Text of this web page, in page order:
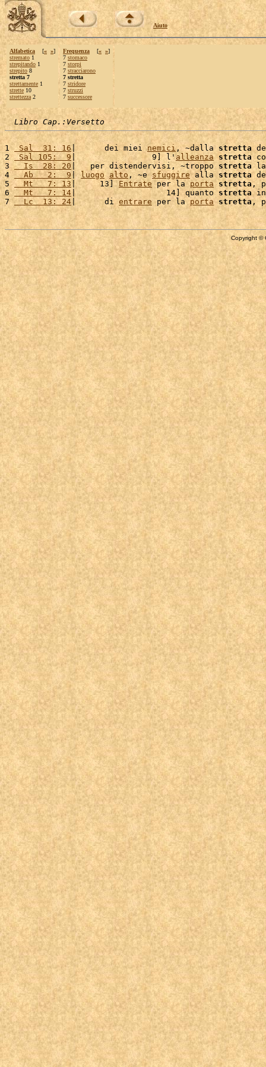
Aiuto
Alfabetica [« »]
stremato 1
strepitando 1
strepito 8
stretta 7
strettamente 1
strette 10
strettezza 2
Frequenza [« »]
7 stomaco
7 storpi
7 stracciarono
7 stretta
7 stridore
7 struzzi
7 successore
Libro Cap.:Versetto
1 Sal  31: 16|      dei miei nemici , ~dalla stretta
2
Sal 105:  9 |                9] l'alleanza stretta
3
  Is  28: 20
|   per distendervisi, ~troppo stretta
4
  Ab   2:  9
| luogo alto , ~e sfuggire alla stretta
5
  Mt   7: 13
|     13] Entrate per la porta stretta ,
6
  Mt   7: 14
|                   14] quanto stretta
7
  Lc  13: 24
|      di entrare per la porta stretta,
Copyright ©